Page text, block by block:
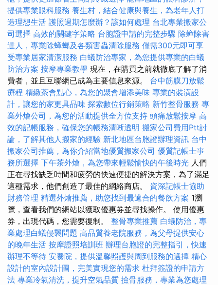
提供專業眼科服務 養生村，結合健康與養生，為老年人打
造理想生活 護照過期怎麼辦？該如何處理 台北專業搬家公
司選擇 高效的關鍵字策略 台胞證申請的完整步驟 除蟑除害
達人，專業除蟑螂及各類害蟲清除服務 僅需300元即可享
受專業居家清潔服務 白蟻防治專家，為您提供專業的白蟻
防治方案 按摩專業教學 現在，在購買之前就徹底了解了消
費者，並且互聯網已成為主要信息來源。 台中筋膜刀放鬆
療程 精緻茶會點心，為您的聚會增添美味 專業的裝潢設
計，讓您的家更具品味 探索數位行銷策略 新竹整骨服務 專
業外燴公司，為您的活動提供全方位支持 頭痛放鬆按摩 高
效的記帳服務，確保您的帳務清晰透明 搬家公司費用Ptt討
論，了解其他人搬家的經驗 新北地區台胞證辦理資訊 台中
搬家公司推薦，為你介紹當地優質搬家公司 優質記帳士事
務所選擇 下午茶外燴，為您帶來輕鬆愉快的午後時光 人們
正在尋找缺乏時間和疲勞的快速便捷的解決方案，為了滿足
這種需求，他們創造了最佳的網絡商店。 資深記帳士協助
財務管理 精選外燴推薦，助您找到最適合的餐飲方案 1瀏
覽，查看我們的網站以獲取優惠券並尋找操作。 使用優惠
券，出現代碼，您需要復制。 整骨專業推薦 白蟻防治，專
業處理白蟻侵襲問題 高品質養老院服務，為父母提供安心
的晚年生活 按摩證照培訓班 辦理台胞證的完整指引，快速
辦理不等待 安養院，提供溫馨照護與周到服務的選擇 精心
設計的室內設計圖，完美實現您的需求 杜拜簽證的申請方
法 專業冷氣清洗，提升空氣品質 撿骨服務，專業為您處理